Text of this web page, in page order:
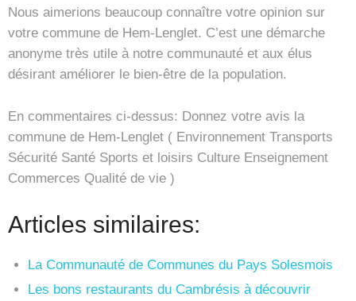
Nous aimerions beaucoup connaître votre opinion sur
votre commune de Hem-Lenglet. C’est une démarche
anonyme très utile à notre communauté et aux élus
désirant améliorer le bien-être de la population.
En commentaires ci-dessus: Donnez votre avis la
commune de Hem-Lenglet ( Environnement Transports
Sécurité Santé Sports et loisirs Culture Enseignement
Commerces Qualité de vie )
Articles similaires:
La Communauté de Communes du Pays Solesmois
Les bons restaurants du Cambrésis à découvrir